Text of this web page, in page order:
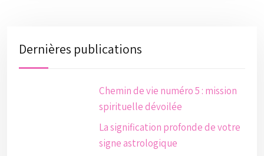
Dernières publications
Chemin de vie numéro 5 : mission
spirituelle dévoilée
La signification profonde de votre
signe astrologique